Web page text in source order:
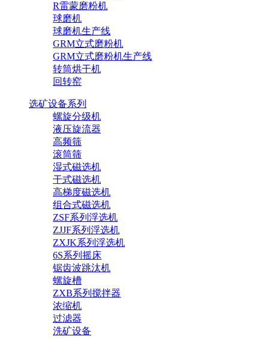
R雷蒙磨粉机
球磨机
球磨机生产线
GRM立式磨粉机
GRM立式磨粉机生产线
转筒烘干机
回转窑
选矿设备系列
螺旋分级机
液压旋流器
高频筛
滚筒筛
湿式磁选机
干式磁选机
高梯度磁选机
组合式磁选机
ZSF系列浮选机
ZJJF系列浮选机
ZXJK系列浮选机
6S系列摇床
锯齿波跳汰机
螺旋槽
ZXB系列搅拌器
浓缩机
过滤器
洗矿设备